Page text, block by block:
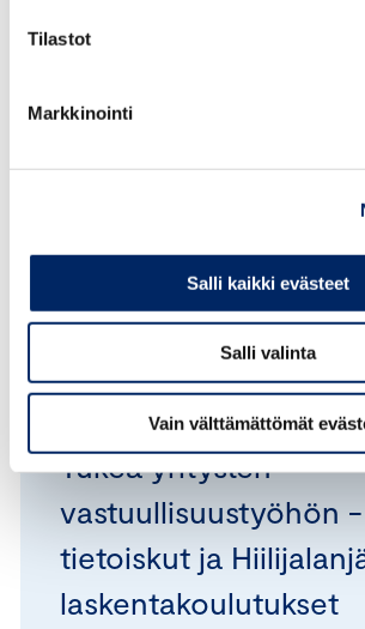
Tilastot
Markkinointi
Salli kaikki evästeet
Salli valinta
Vain välttämättömät
KESKUSKAUPPAKAMARIN
Tukea yritysten
vastuullisuustyöhön -
tietoiskut ja
laskentakoulutukset